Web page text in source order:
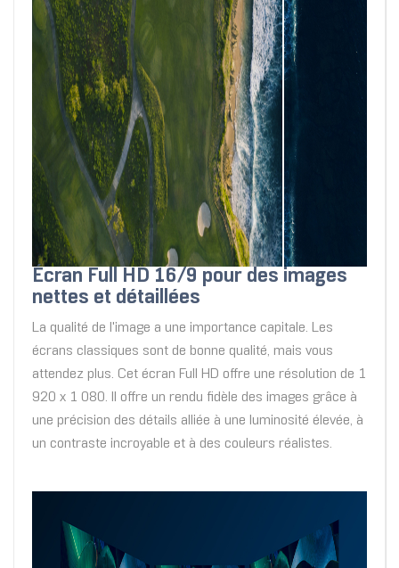
Écran Full HD 16/9 pour des images
nettes et détaillées
La qualité de l'image a une importance capitale. Les
écrans classiques sont de bonne qualité, mais vous
attendez plus. Cet écran Full HD offre une résolution de 1
920 x 1 080. Il offre un rendu fidèle des images grâce à
une précision des détails alliée à une luminosité élevée, à
un contraste incroyable et à des couleurs réalistes.